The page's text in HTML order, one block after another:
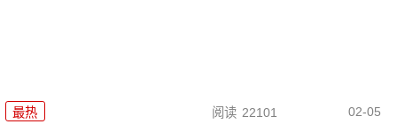
最热 阅读 22101 02-05